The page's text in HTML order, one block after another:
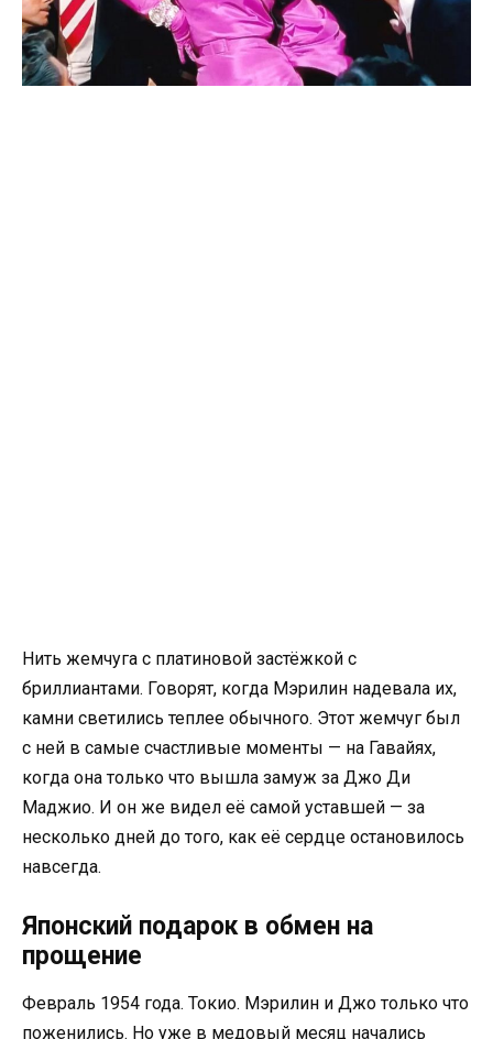
Нить жемчуга c платиновой застёжкой с
бриллиантами. Говорят, когда Мэрилин надевала их,
камни светились теплее обычного. Этот жемчуг был
с ней в самые счастливые моменты — на Гавайях,
когда она только что вышла замуж за Джо Ди
Маджио. И он же видел её самой уставшей — за
несколько дней до того, как её сердце остановилось
навсегда.
Японский подарок в обмен на
прощение
Февраль 1954 года. Токио. Мэрилин и Джо только что
поженились. Но уже в медовый месяц начались